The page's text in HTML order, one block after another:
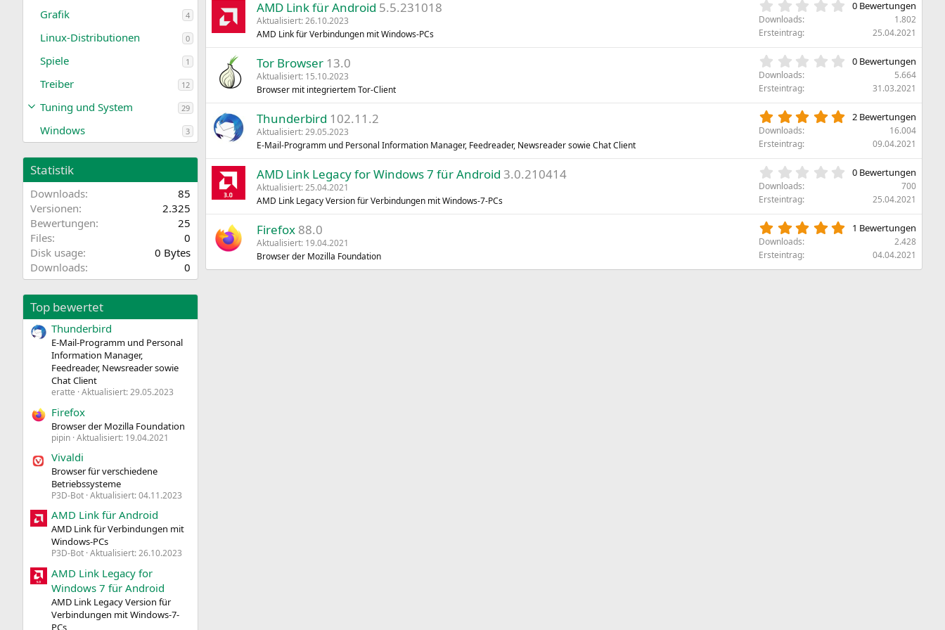
Grafik 4
Linux-Distributionen 0
Spiele 1
Treiber 12
Tuning und System 29
Windows 3
Statistik
Downloads
85
Versionen
2.325
Bewertungen
25
Files
0
Disk usage
0 Bytes
Downloads
0
Top bewertet
Thunderbird
E‑Mail-Programm und Personal
Information Manager,
Feedreader, Newsreader sowie
Chat Client
eratte Aktualisiert:29.05.2023
Firefox
Browser der Mozilla Foundation
pipin Aktualisiert: 19.04.2021
Vivaldi
Browser für verschiedene
Betriebssysteme
P3D-Bot Aktualisiert:04.11.2023
AMD Link für Android
AMD Link für Verbindungen mit
Windows-PCs
P3D-Bot Aktualisiert:26.10.2023
AMD Link Legacy for
Windows 7 für Android
AMD Link Legacy Version für
Verbindungen mit Windows-7-
PCs
n
AMD Link für Android 5.5.231018
Aktualisiert:26.10.2023
AMD Link für Verbindungen mit Windows-PCs
0
0
S
n
0 Bewertungen
Downloads
1.802
Ersteintrag
25.04.2021
Tor Browser 13.0
Aktualisiert: 15.10.2023
Browser mit integriertem Tor-Client
0
0
n
0 Bewertungen
Downloads
5.664
Ersteintrag
31.03.2021
Thunderbird 102.11.2
Aktualisiert:29.05.2023
E‑Mail-Programm und Personal Information Manager, Feedreader, Newsreader sowie Chat Client
5
0
S
n
2 Bewertungen
Downloads
16.004
Ersteintrag
09.04.2021
AMD Link Legacy for Windows 7 für Android 3.0.210414
Aktualisiert:25.04.2021
AMD Link Legacy Version für Verbindungen mit Windows-7-PCs
0
0
n
0 Bewertungen
Downloads
700
Ersteintrag
25.04.2021
Firefox 88.0
Aktualisiert: 19.04.2021
Browser der Mozilla Foundation
0
1 Bewertungen
Downloads
2.428
Ersteintrag
04.04.2021